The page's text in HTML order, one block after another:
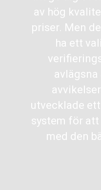
av hög
priser. Men
ha ett
utvecklade
system för
med den